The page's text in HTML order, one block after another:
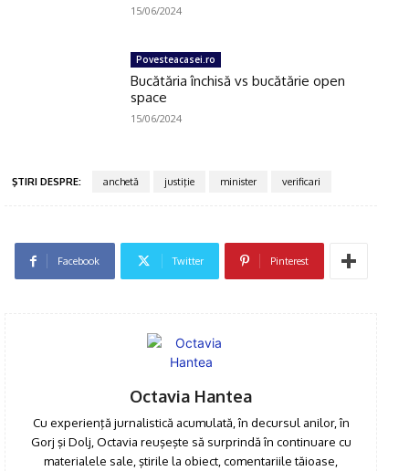
15/06/2024
Povesteacasei.ro
Bucătăria închisă vs bucătărie open
space
15/06/2024
ŞTIRI DESPRE: anchetă justiţie minister verificari
Facebook Twitter Pinterest
Octavia Hantea
Cu experienţă jurnalistică acumulată, în decursul anilor, în
Gorj şi Dolj, Octavia reuşeşte să surprindă în continuare cu
materialele sale, ştirile la obiect, comentariile tăioase,